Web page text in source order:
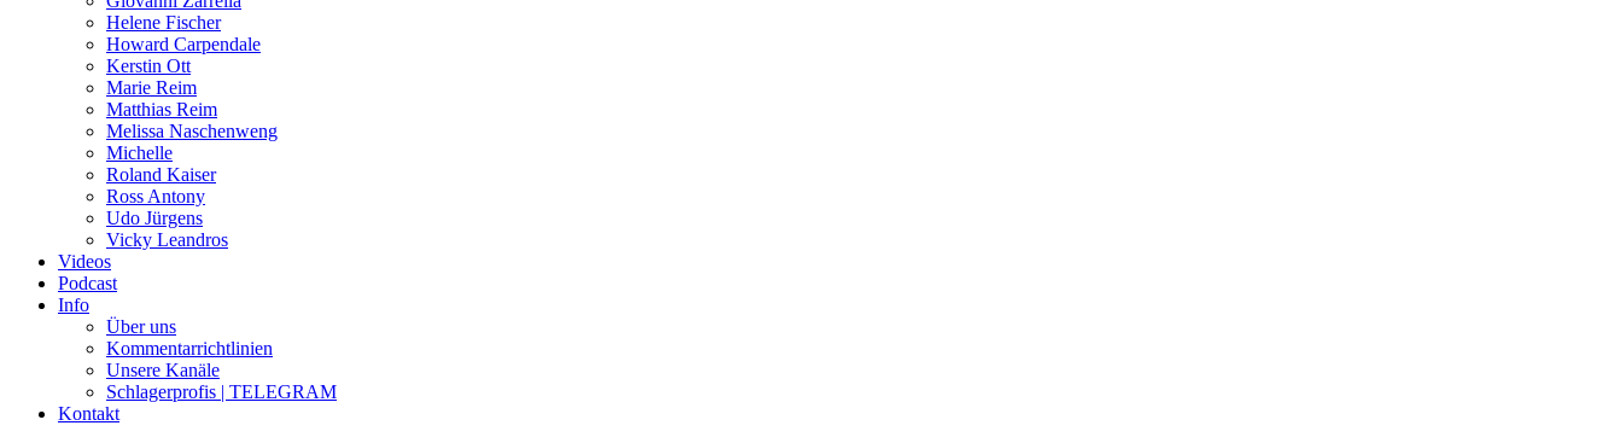
Helene Fischer
Howard Carpendale
Kerstin Ott
Marie Reim
Matthias Reim
Melissa Naschenweng
Michelle
Roland Kaiser
Ross Antony
Udo Jürgens
Vicky Leandros
Videos
Podcast
Info
Über uns
Kommentarrichtlinien
Unsere Kanäle
Schlagerprofis | TELEGRAM
Kontakt